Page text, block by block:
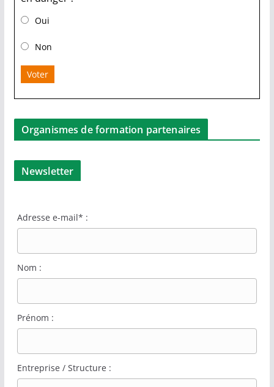
Oui
Non
Voter
Organismes de formation partenaires
Newsletter
Adresse e-mail* :
Nom :
Prénom :
Entreprise / Structure :